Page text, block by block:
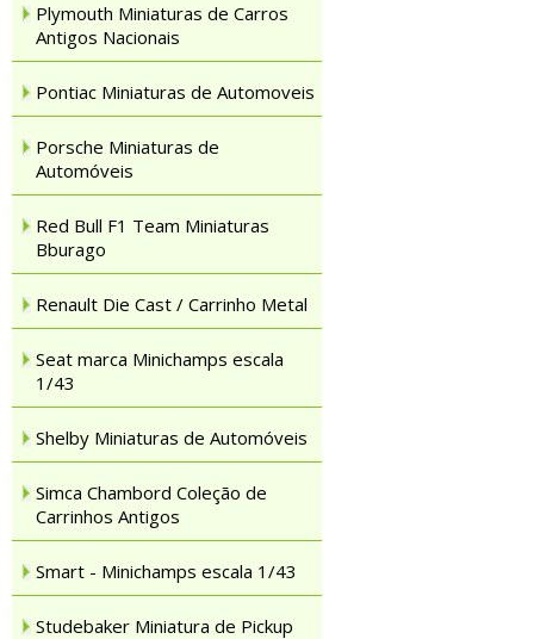
Plymouth Miniaturas de Carros
Antigos Nacionais
Pontiac Miniaturas de Automoveis
Porsche Miniaturas de
Automóveis
Red Bull F1 Team Miniaturas
Bburago
Renault Die Cast / Carrinho Metal
Seat marca Minichamps escala
1/43
Shelby Miniaturas de Automóveis
Simca Chambord Coleção de
Carrinhos Antigos
Smart - Minichamps escala 1/43
Studebaker Miniatura de Pickup